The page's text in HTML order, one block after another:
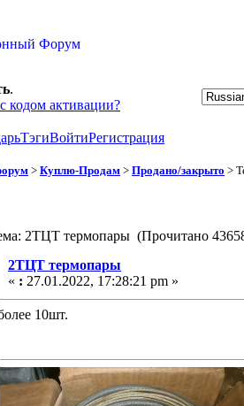
.
кодом активации?
ТэгиВойтиРегистрация
> Куплю-Продам > Продано/закрыто >
2ТЦТ термопары (Прочитано
2ТЦТ термопары
« : 27.01.2022, 17:28:21 pm »
10шт.